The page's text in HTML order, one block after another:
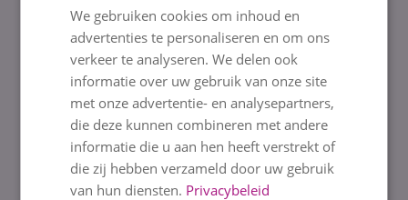
Meld je aan voor
onze nieuwsbrief!
En profiteer direct van 10% korting op je eerste
bestelling. Je ontvangt je kortingscode binnen
enkele minuten in je inbox.
We gebruiken cookies om inhoud en
advertenties te personaliseren en om ons
verkeer te analyseren. We delen ook
informatie over uw gebruik van onze site
met onze advertentie- en analysepartners,
die deze kunnen combineren met andere
informatie die u aan hen heeft verstrekt of
die zij hebben verzameld door uw gebruik
van hun diensten. Privacybeleid